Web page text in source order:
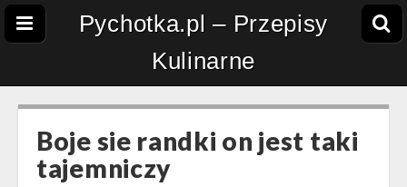
Pychotka.pl – Przepisy
Kulinarne
Boje sie randki on jest taki
tajemniczy